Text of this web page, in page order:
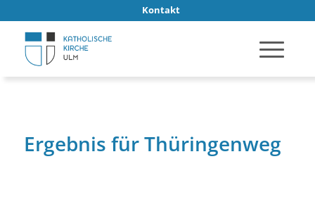
Kontakt
Ergebnis für Thüringenweg